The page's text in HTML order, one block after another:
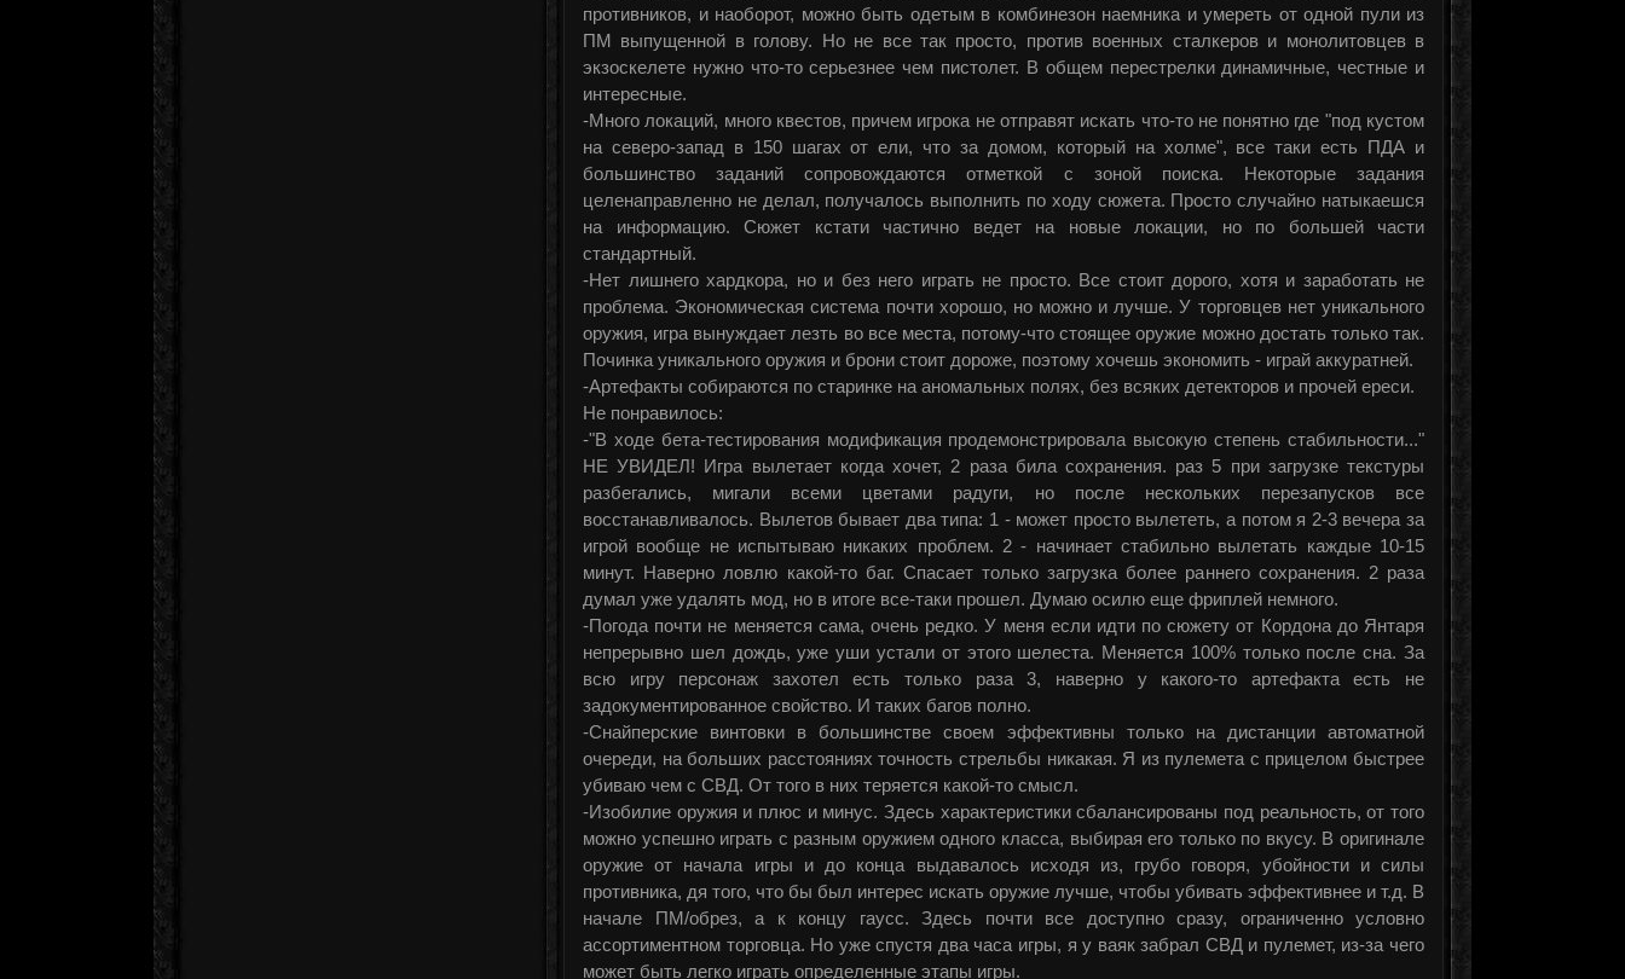
противников, и наоборот, можно быть одетым в комбинезон наемника и умереть от одной пули из
ПМ выпущенной в голову. Но не все так просто, против военных сталкеров и монолитовцев в
экзоскелете нужно что-то серьезнее чем пистолет. В общем перестрелки динамичные, честные и
интересные.
-Много локаций, много квестов, причем игрока не отправят искать что-то не понятно где "под кустом
на северо-запад в 150 шагах от ели, что за домом, который на холме", все таки есть ПДА и
большинство заданий сопровождаются отметкой с зоной поиска. Некоторые задания
целенаправленно не делал, получалось выполнить по ходу сюжета. Просто случайно натыкаешся
на информацию. Сюжет кстати частично ведет на новые локации, но по большей части
стандартный.
-Нет лишнего хардкора, но и без него играть не просто. Все стоит дорого, хотя и заработать не
проблема. Экономическая система почти хорошо, но можно и лучше. У торговцев нет уникального
оружия, игра вынуждает лезть во все места, потому-что стоящее оружие можно достать только так.
Починка уникального оружия и брони стоит дороже, поэтому хочешь экономить - играй аккуратней.
-Артефакты собираются по старинке на аномальных полях, без всяких детекторов и прочей ереси.
Не понравилось:
-"В ходе бета-тестирования модификация продемонстрировала высокую степень стабильности..."
НЕ УВИДЕЛ! Игра вылетает когда хочет, 2 раза била сохранения. раз 5 при загрузке текстуры
разбегались, мигали всеми цветами радуги, но после нескольких перезапусков все
восстанавливалось. Вылетов бывает два типа: 1 - может просто вылететь, а потом я 2-3 вечера за
игрой вообще не испытываю никаких проблем. 2 - начинает стабильно вылетать каждые 10-15
минут. Наверно ловлю какой-то баг. Спасает только загрузка более раннего сохранения. 2 раза
думал уже удалять мод, но в итоге все-таки прошел. Думаю осилю еще фриплей немного.
-Погода почти не меняется сама, очень редко. У меня если идти по сюжету от Кордона до Янтаря
непрерывно шел дождь, уже уши устали от этого шелеста. Меняется 100% только после сна. За
всю игру персонаж захотел есть только раза 3, наверно у какого-то артефакта есть не
задокументированное свойство. И таких багов полно.
-Снайперские винтовки в большинстве своем эффективны только на дистанции автоматной
очереди, на больших расстояниях точность стрельбы никакая. Я из пулемета с прицелом быстрее
убиваю чем с СВД. От того в них теряется какой-то смысл.
-Изобилие оружия и плюс и минус. Здесь характеристики сбалансированы под реальность, от того
можно успешно играть с разным оружием одного класса, выбирая его только по вкусу. В оригинале
оружие от начала игры и до конца выдавалось исходя из, грубо говоря, убойности и силы
противника, дя того, что бы был интерес искать оружие лучше, чтобы убивать эффективнее и т.д. В
начале ПМ/обрез, а к концу гаусс. Здесь почти все доступно сразу, ограниченно условно
ассортиментном торговца. Но уже спустя два часа игры, я у ваяк забрал СВД и пулемет, из-за чего
может быть легко играть определенные этапы игры.